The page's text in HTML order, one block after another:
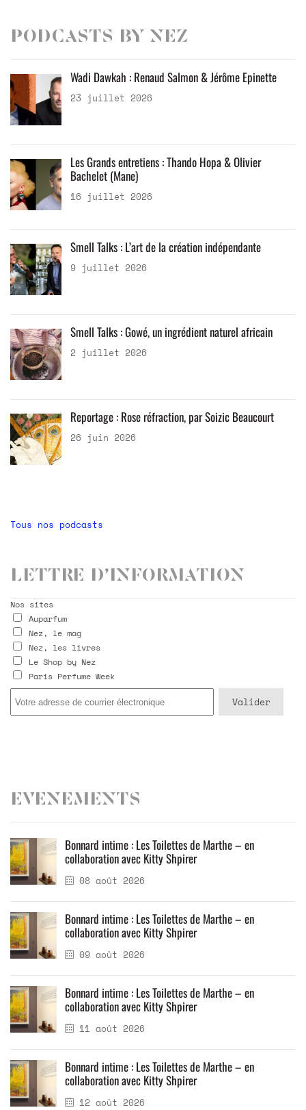
Podcasts by Nez
Wadi Dawkah : Renaud Salmon & Jérôme Epinette
23 juillet 2026
Les Grands entretiens : Thando Hopa & Olivier
Bachelet (Mane)
16 juillet 2026
Smell Talks : L’art de la création indépendante
9 juillet 2026
Smell Talks : Gowé, un ingrédient naturel africain
2 juillet 2026
Reportage : Rose réfraction, par Soizic Beaucourt
26 juin 2026
Tous nos podcasts
Lettre d’information
Nos sites
Auparfum
Nez, le mag
Nez, les livres
Le Shop by Nez
Paris Perfume Week
Evenements
08 août 2026
Bonnard intime : Les Toilettes de Marthe – en
collaboration avec Kitty Shpirer
09 août 2026
Bonnard intime : Les Toilettes de Marthe – en
collaboration avec Kitty Shpirer
11 août 2026
Bonnard intime : Les Toilettes de Marthe – en
collaboration avec Kitty Shpirer
12 août 2026
Bonnard intime : Les Toilettes de Marthe – en
collaboration avec Kitty Shpirer